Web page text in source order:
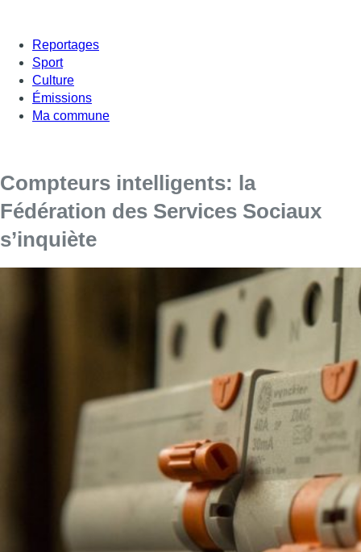
Reportages
Sport
Culture
Émissions
Ma commune
Compteurs intelligents: la
Fédération des Services Sociaux
s’inquiète